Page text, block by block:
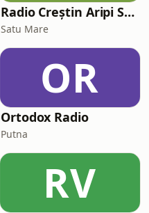
Radio Creștin Aripi Spre Cer
Satu Mare
OR
Ortodox Radio
Putna
RV